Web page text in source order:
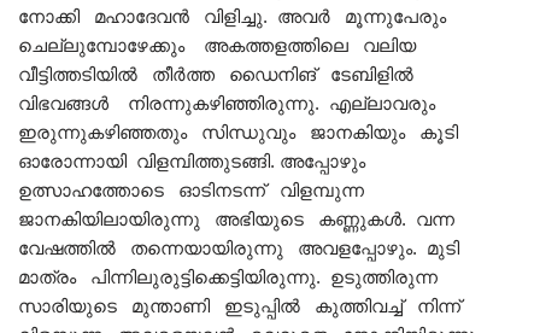
നോക്കി മഹാദേവൻ വിളിച്ചു. അവർ മൂന്നുപേരും
ചെല്ലുമ്പോഴേക്കും അകത്തളത്തിലെ വലിയ
വീട്ടിത്തടിയിൽ തീർത്ത ഡൈനിങ് ടേബിളിൽ
വിഭവങ്ങൾ നിരന്നുകഴിഞ്ഞിരുന്നു. എല്ലാവരും
ഇരുന്നുകഴിഞ്ഞതും സിന്ധുവും ജാനകിയും കൂടി
ഓരോന്നായി വിളമ്പിത്തുടങ്ങി. അപ്പോഴും
ഉത്സാഹത്തോടെ ഓടിനടന്ന് വിളമ്പുന്ന
ജാനകിയിലായിരുന്നു അഭിയുടെ കണ്ണുകൾ. വന്ന
വേഷത്തിൽ തന്നെയായിരുന്നു അവളപ്പോഴും. മുടി
മാത്രം പിന്നിലുരുട്ടിക്കെട്ടിയിരുന്നു. ഉടുത്തിരുന്ന
സാരിയുടെ മുന്താണി ഇടുപ്പിൽ കുത്തിവച്ച് നിന്ന്